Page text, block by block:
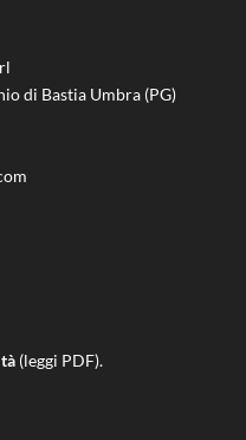
di Bastia Umbra (PG)
(leggi PDF).